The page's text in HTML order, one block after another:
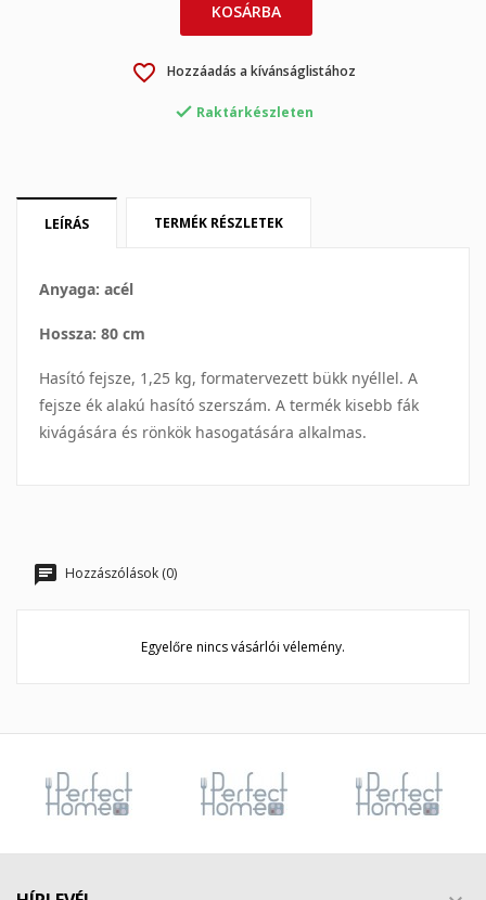
KOSÁRBA
favorite_border Hozzáadás a kívánságlistához
 Raktárkészleten
LEÍRÁS TERMÉK RÉSZLETEK
Anyaga: acél
Hossza: 80 cm
Hasító fejsze, 1,25 kg, formatervezett bükk nyéllel. A
fejsze ék alakú hasító szerszám. A termék kisebb fák
kivágására és rönkök hasogatására alkalmas.
Hozzászólások (0)
Egyelőre nincs vásárlói vélemény.
My wishlists
Kívánságlista létrehozása
Mégsem
Bejelentkezés